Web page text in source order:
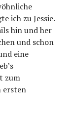
ich zu Jessie.
hin und her
und schon
eine
zum
ersten